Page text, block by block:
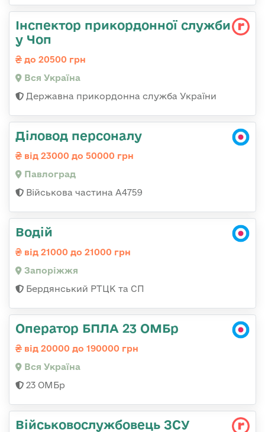
Інспектор прикордонної служби
у Чоп
до 20500 грн
Вся Україна
Державна прикордонна служба України
Діловод персоналу
від 23000 до 50000 грн
Павлоград
Військова частина А4759
Водій
від 21000 до 21000 грн
Запоріжжя
Бердянський РТЦК та СП
Оператор БПЛА 23 ОМБр
від 20000 до 190000 грн
Вся Україна
23 ОМБр
Військовослужбовець ЗСУ